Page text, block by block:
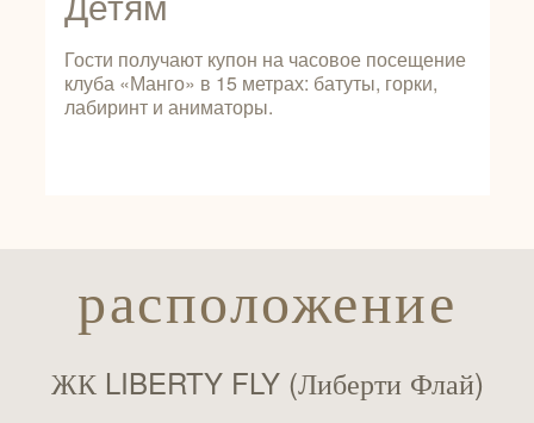
Гости получают купон на часовое посещение
клуба «Манго» в 15 метрах: батуты, горки,
лабиринт и аниматоры.
расположение
ЖК LIBERTY FLY (Либерти Флай)